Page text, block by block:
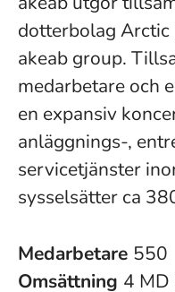
dotterbolag Arctic
akeab group.
medarbetare och
en expansiv
anläggnings-,
servicetjänster
sysselsätter ca
Medarbetare 550
Omsättning 4 MD